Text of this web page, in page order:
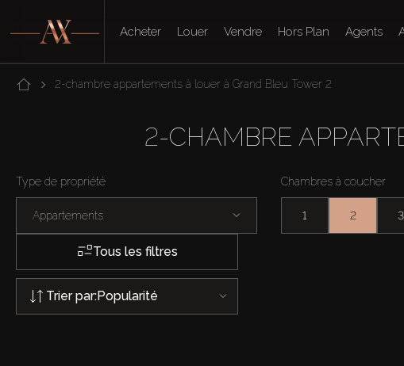
Acheter Louer Vendre Hors Plan Agents
2-chambre appartements à louer à Grand Bleu Tower 2
2-CHAMBRE
Type de propriété
Appartements
Chambres à coucher
1 2 3
Tous les filtres
Trier par:Popularité